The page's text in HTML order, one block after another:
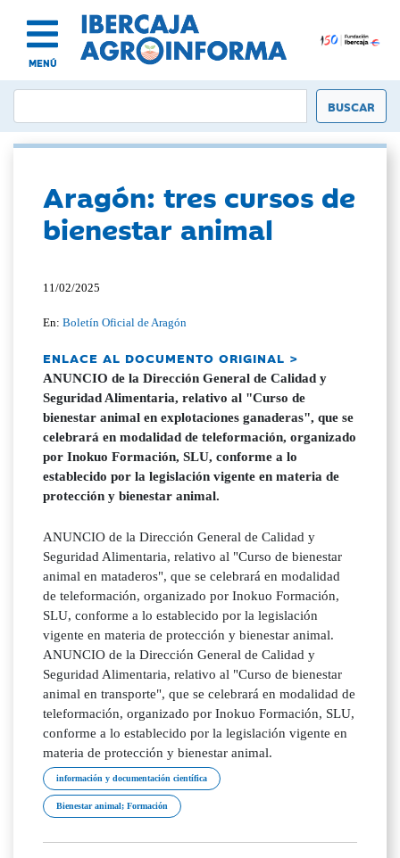
MENÚ
Aragón: tres cursos de
bienestar animal
11/02/2025
En:Boletín Oficial de Aragón
ENLACE AL DOCUMENTO ORIGINAL >
ANUNCIO de la Dirección General de Calidad y
Seguridad Alimentaria, relativo al "Curso de
bienestar animal en explotaciones ganaderas", que se
celebrará en modalidad de teleformación, organizado
por Inokuo Formación, SLU, conforme a lo
establecido por la legislación vigente en materia de
protección y bienestar animal.
ANUNCIO de la Dirección General de Calidad y
Seguridad Alimentaria, relativo al "Curso de bienestar
animal en mataderos", que se celebrará en modalidad
de teleformación, organizado por Inokuo Formación,
SLU, conforme a lo establecido por la legislación
vigente en materia de protección y bienestar animal.
ANUNCIO de la Dirección General de Calidad y
Seguridad Alimentaria, relativo al "Curso de bienestar
animal en transporte", que se celebrará en modalidad de
teleformación, organizado por Inokuo Formación, SLU,
conforme a lo establecido por la legislación vigente en
materia de protección y bienestar animal.
información y documentación científica
Bienestar animal; Formación